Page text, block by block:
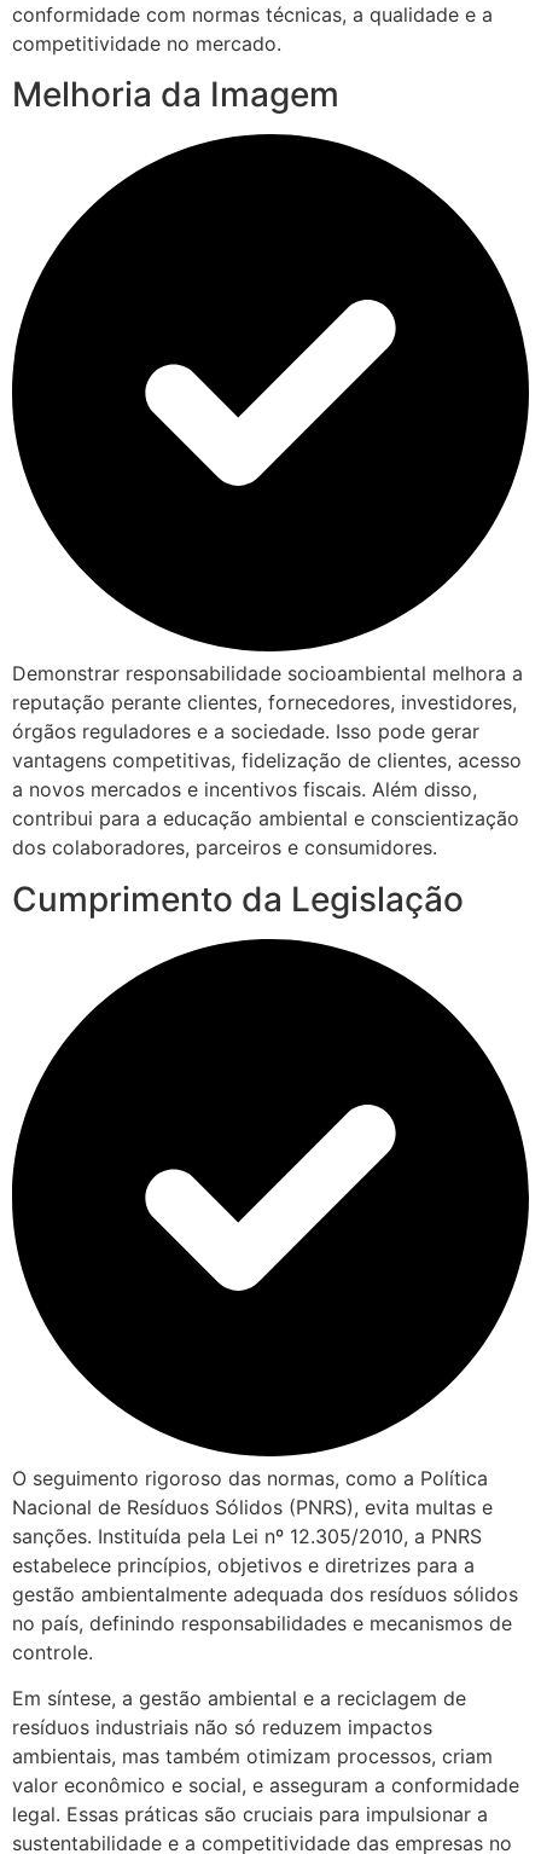
conformidade com normas técnicas, a qualidade e a
competitividade no mercado.
Melhoria da Imagem
Demonstrar responsabilidade socioambiental melhora a
reputação perante clientes, fornecedores, investidores,
órgãos reguladores e a sociedade. Isso pode gerar
vantagens competitivas, fidelização de clientes, acesso
a novos mercados e incentivos fiscais. Além disso,
contribui para a educação ambiental e conscientização
dos colaboradores, parceiros e consumidores.
Cumprimento da Legislação
O seguimento rigoroso das normas, como a Política
Nacional de Resíduos Sólidos (PNRS), evita multas e
sanções. Instituída pela Lei nº 12.305/2010, a PNRS
estabelece princípios, objetivos e diretrizes para a
gestão ambientalmente adequada dos resíduos sólidos
no país, definindo responsabilidades e mecanismos de
controle.
Em síntese, a gestão ambiental e a reciclagem de
resíduos industriais não só reduzem impactos
ambientais, mas também otimizam processos, criam
valor econômico e social, e asseguram a conformidade
legal. Essas práticas são cruciais para impulsionar a
sustentabilidade e a competitividade das empresas no